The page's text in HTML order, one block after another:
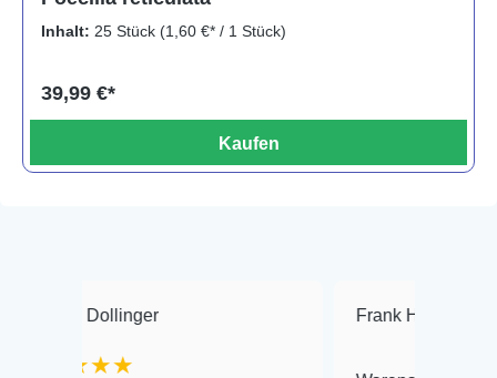
Inhalt: 25 Stück (1,60 €* / 1 Stück)
39,99 €*
Kaufen
Frank Hackmayer